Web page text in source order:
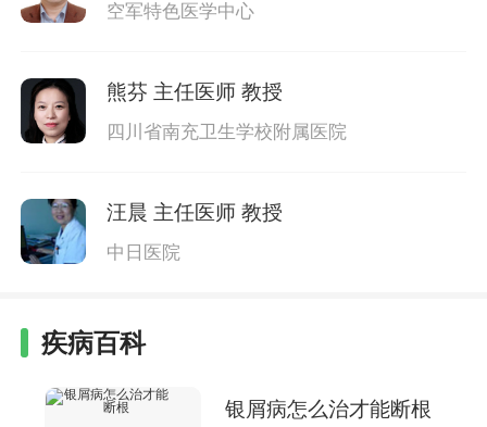
空军特色医学中心
熊芬 主任医师 教授
四川省南充卫生学校附属医院
汪晨 主任医师 教授
中日医院
疾病百科
银屑病怎么治才能断根